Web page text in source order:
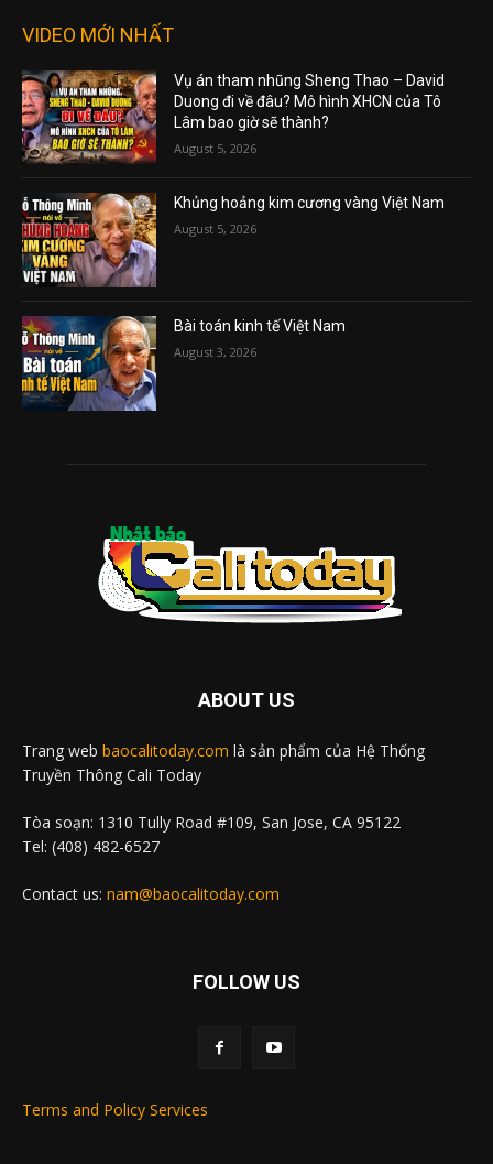
VIDEO MỚI NHẤT
Vụ án tham nhũng Sheng Thao – David
Duong đi về đâu? Mô hình XHCN của Tô
Lâm bao giờ sẽ thành?
August 5, 2026
Khủng hoảng kim cương vàng Việt Nam
August 5, 2026
Bài toán kinh tế Việt Nam
August 3, 2026
ABOUT US
Trang web baocalitoday.com là sản phẩm của Hệ Thống
Truyền Thông Cali Today
Tòa soạn: 1310 Tully Road #109, San Jose, CA 95122
Tel: (408) 482-6527
Contact us: nam@baocalitoday.com
FOLLOW US
Terms and Policy Services